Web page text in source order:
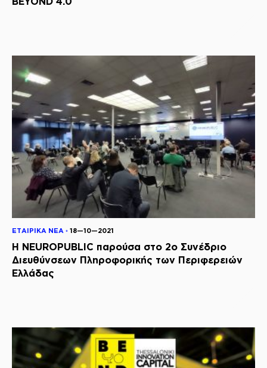
ΕΤΑΙΡΙΚΑ ΝΕΑ ◦ 18—10—2021
Η NEUROPUBLIC παρούσα στο 2ο Συνέδριο
Διευθύνσεων Πληροφορικής των Περιφερειών
Ελλάδας